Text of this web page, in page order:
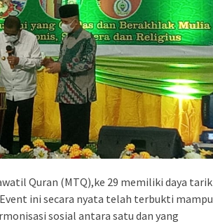
Quran (MTQ),ke 29 memiliki daya tarik
ini secara nyata telah terbukti mampu
sosial antara satu dan yang